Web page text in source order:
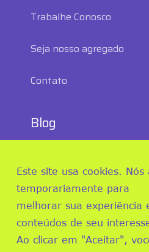
Este site usa cookies.
temporariamente para
melhorar sua experiência
conteúdos de seu
Ao clicar em "Aceitar",
Trabalhe Conosco
Seja nosso agregado
Contato
Blog
Logística
Sustentabilidade e RS